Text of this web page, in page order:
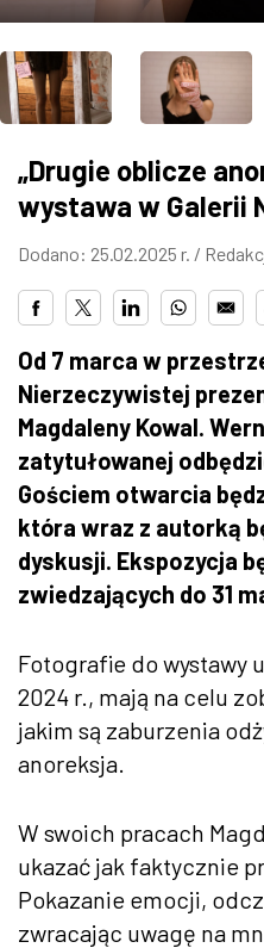
W RZESZOWIE
„Drugie oblicze
wystawa w Galerii
Dodano: 25.02.2025 r. /
Od 7 marca w
Nierzeczywistej
Magdaleny Kowal.
zatytułowanej
Gościem otwarcia
która wraz z autorką
dyskusji. Ekspozycja
zwiedzających do 31
Fotografie do wystawy
2024 r., mają na celu
jakim są zaburzenia
anoreksja.
W swoich pracach
ukazać jak faktycznie
Pokazanie emocji,
zwracając uwagę na